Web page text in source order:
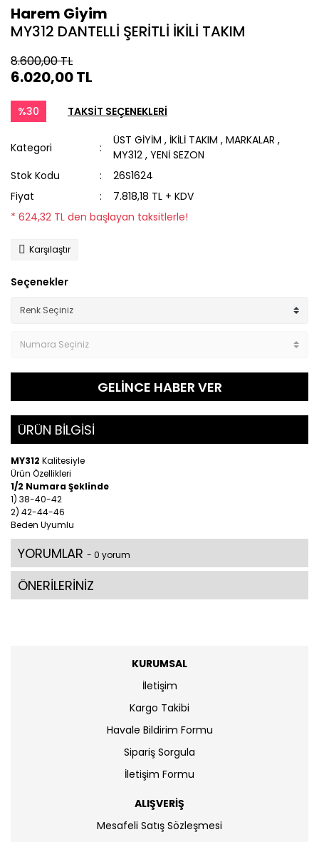
Harem Giyim
MY312 DANTELLİ ŞERİTLİ İKİLİ TAKIM
8.600,00 TL
6.020,00 TL
%30 TAKSİT SEÇENEKLERİ
Kategori
ÜST GİYİM , İKİLİ TAKIM ,MARKALAR ,
MY312,YENİ SEZON
Stok Kodu
26S1624
Fiyat
7.818,18 TL + KDV
* 624,32 TL den başlayan taksitlerle!
Karşılaştır
Seçenekler
GELİNCE HABER VER
ÜRÜN BİLGİSİ
MY312 Kalitesiyle
Ürün Özellikleri
1/2 Numara Şeklinde
1) 38-40-42
2) 42-44-46
Beden Uyumlu
YORUMLAR - 0 yorum
ÖNERİLERİNİZ
KURUMSAL
İletişim
Kargo Takibi
Havale Bildirim Formu
Sipariş Sorgula
İletişim Formu
ALIŞVERİŞ
Mesafeli Satış Sözleşmesi